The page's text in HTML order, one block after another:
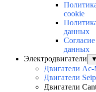
cookie
данных
данных
Электродвигатели
▼
Двигатели Ac-
Двигатели
Двигатели